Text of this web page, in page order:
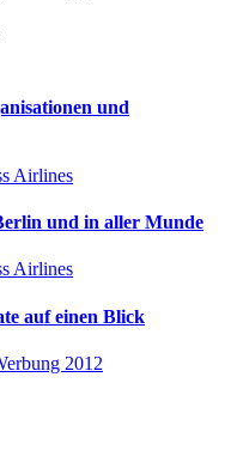
und
und in aller Munde
auf einen Blick